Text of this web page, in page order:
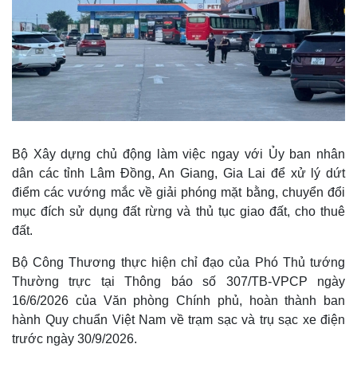
Bộ Xây dựng chủ động làm việc ngay với Ủy ban nhân
dân các tỉnh Lâm Đồng, An Giang, Gia Lai để xử lý dứt
điểm các vướng mắc về giải phóng mặt bằng, chuyển đổi
mục đích sử dụng đất rừng và thủ tục giao đất, cho thuê
đất.
Bộ Công Thương thực hiện chỉ đạo của Phó Thủ tướng
Thường trực tại Thông báo số 307/TB-VPCP ngày
16/6/2026 của Văn phòng Chính phủ, hoàn thành ban
hành Quy chuẩn Việt Nam về trạm sạc và trụ sạc xe điện
trước ngày 30/9/2026.